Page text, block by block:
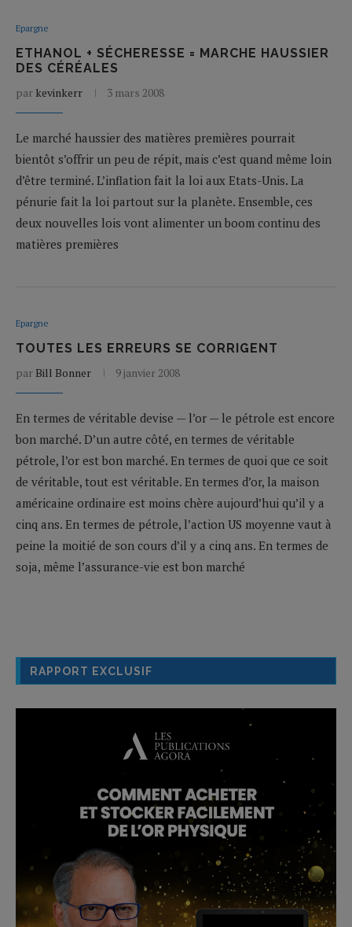
Epargne
ETHANOL + SÉCHERESSE = MARCHE HAUSSIER
DES CÉRÉALES
par kevinkerr 3 mars 2008
Le marché haussier des matières premières pourrait
bientôt s’offrir un peu de répit, mais c’est quand même loin
d’être terminé. L’inflation fait la loi aux Etats-Unis. La
pénurie fait la loi partout sur la planète. Ensemble, ces
deux nouvelles lois vont alimenter un boom continu des
matières premières
Epargne
TOUTES LES ERREURS SE CORRIGENT
par Bill Bonner 9 janvier 2008
En termes de véritable devise — l’or — le pétrole est encore
bon marché. D’un autre côté, en termes de véritable
pétrole, l’or est bon marché. En termes de quoi que ce soit
de véritable, tout est véritable. En termes d’or, la maison
américaine ordinaire est moins chère aujourd’hui qu’il y a
cinq ans. En termes de pétrole, l’action US moyenne vaut à
peine la moitié de son cours d’il y a cinq ans. En termes de
soja, même l’assurance-vie est bon marché
RAPPORT EXCLUSIF